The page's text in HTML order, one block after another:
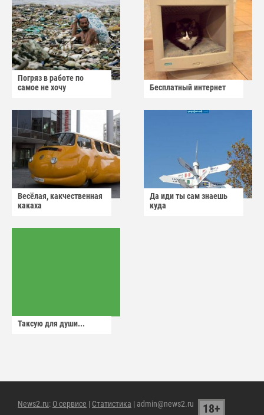
Погряз в работе по
самое не хочу
Бесплатный интернет
Весёлая, какчественная
какаха
Да иди ты сам знаешь
куда
Таксую для души...
News2.ru: О сервисе | Статистика | admin@news2.ru 18+